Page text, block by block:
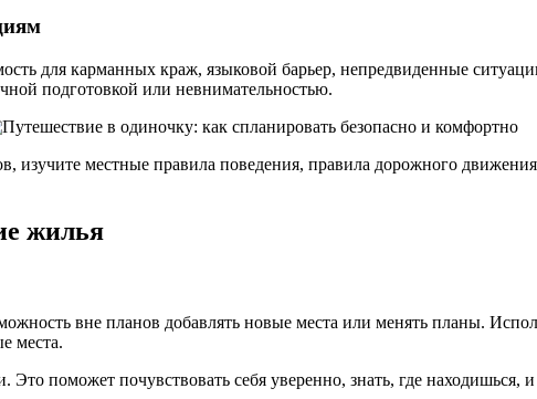
для карманных краж, языковой барьер, непредвиденные
подготовкой или невнимательностью.
изучите местные правила поведения, правила дорожного
жилья
вне планов добавлять новые места или менять планы.
места.
поможет почувствовать себя уверенно, знать, где находишься,